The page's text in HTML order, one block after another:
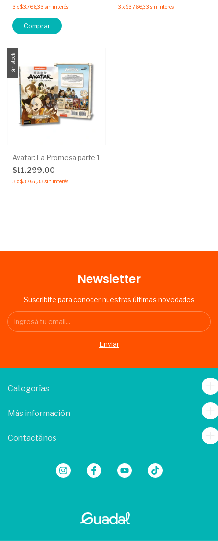
3 x$3.766,33 sin interés 3 x$3.766,33 sin interés
Sin stock
Avatar: La Promesa parte 1
$11.299,00
3 x$3.766,33 sin interés
Newsletter
Suscribite para conocer nuestras últimas novedades
Categorías
Más información
Contactános